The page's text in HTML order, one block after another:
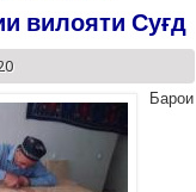
вилояти Суғд
Барои